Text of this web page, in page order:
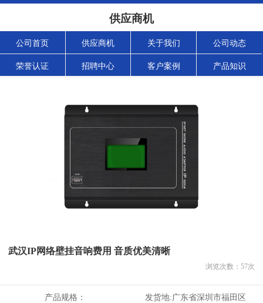
供应商机
公司首页 供应商机 关于我们 公司动态
荣誉认证 招聘中心 客户案例 产品知识
武汉IP网络壁挂音响费用 音质优美清晰
浏览次数： 57次
产品规格： 发货地:广东省深圳市福田区